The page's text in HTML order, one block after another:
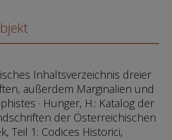
Inhaltsverzeichnis dreier
außerdem Marginalien und
· Hunger, H.: Katalog der
der Österreichischen
Teil 1: Codices Historici,